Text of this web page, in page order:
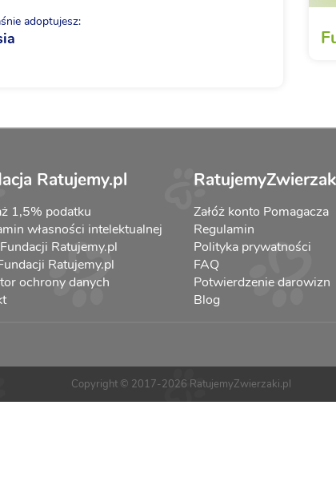
adoptujesz:
Ratujemy.pl
1,5% podatku
własności intelektualnej
Ratujemy.pl
Ratujemy.pl
ochrony danych
Załóż konto Pomagacza
Regulamin
Polityka prywatności
FAQ
Potwierdzenie darowizn
Blog
Copyright © 2017-2026 RatujemyZwierzaki.pl